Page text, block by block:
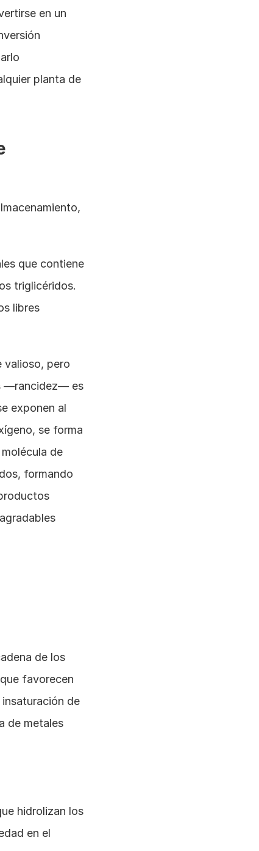
en un
planta de
que contiene
triglicéridos.
libres
valioso, pero
—rancidez— es
exponen al
se forma
de
formando
de los
favorecen
de
de metales
hidrolizan los
en el